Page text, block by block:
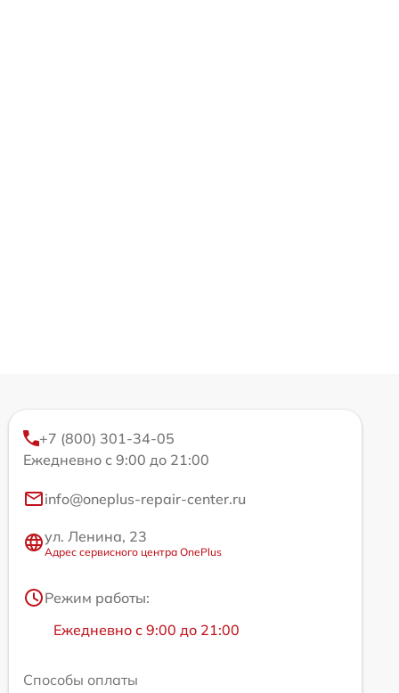
+7 (800) 301-34-05
Ежедневно с 9:00 до 21:00
info@oneplus-repair-center.ru
ул. Ленина, 23
Адрес сервисного центра OnePlus
Режим работы:
Ежедневно с 9:00 до 21:00
Способы оплаты